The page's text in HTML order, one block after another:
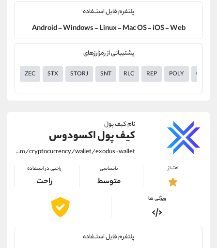
پلتفرم قابل استــفاده
Android - Windows - Linux - Mac OS - iOS - Web
پشتیبانی از رمزارزهای
ZEC STX STORJ SNT RLC REP POLY OMG
نام کیف پول
کیف پول اکسودوس
https://alirezamehrabi.com/cryptocurrency/wallet/exodus-wallet
امتیاز ناشناسی
متوسط
راحتی در استفاده
راحت
ویژگی ها
پلتفرم قابل استــفاده